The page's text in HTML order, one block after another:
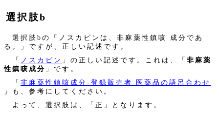
選択肢b
選択肢bの「ノスカピンは、非麻薬性鎮咳 成分であ
る。」ですが、正しい記述です。
「 ノスカピン 」の正しい記述です。これは、「 非麻薬
性鎮咳成分 」です。
「 非麻薬性鎮咳成分‐登録販売者 医薬品の語呂合わせ
」も、参考にしてください。
よって、選択肢は、「正」となります。